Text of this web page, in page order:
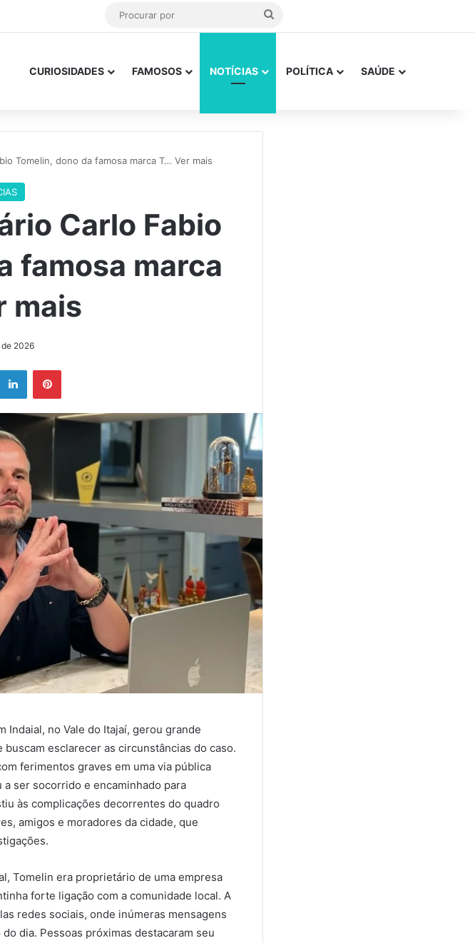
CURIOSIDADES FAMOSOS NOTÍCIAS POLÍTICA SAÚDE
Tomelin, dono da famosa marca T… Ver mais
Carlo Fabio
famosa marca
mais
de 2026
LinkedinPinterest
Indaial, no Vale do Itajaí, gerou grande
esclarecer as circunstâncias do caso.
ferimentos graves em uma via pública
a ser socorrido e encaminhado para
às complicações decorrentes do quadro
amigos e moradores da cidade, que
Tomelin era proprietário de uma empresa
forte ligação com a comunidade local. A
redes sociais, onde inúmeras mensagens
dia. Pessoas próximas destacaram seu